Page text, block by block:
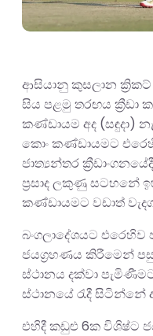
ආසියානු කුසලාන
සිය පළමු තරඟය ක්‍රීඩා
කණ්ඩායම අද (සඳුදා)
කොං කණ්ඩායමට
ජාත්‍යන්තර
ප්‍රසාද ලකුණු සටහනේ
කණ්ඩායමට වඩාත්
බංගලාදේශයට
ජයග්‍රහණය කිරීමෙන්
ස්ථානය දක්වා
ස්ථානයේ රැදී
එහිදී කඩුළු 6ක විශිෂ්ට